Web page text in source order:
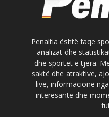
Penaltia është faqe
analizat dhe
dhe sportet e tjera.
saktë dhe atraktive,
live, informacione
interesante dhe